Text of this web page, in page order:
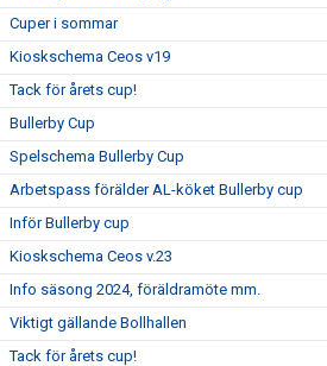
Cuper i sommar
Kioskschema Ceos v19
Tack för årets cup!
Bullerby Cup
Spelschema Bullerby Cup
Arbetspass förälder AL-köket Bullerby cup
Inför Bullerby cup
Kioskschema Ceos v.23
Info säsong 2024, föräldramöte mm.
Viktigt gällande Bollhallen
Tack för årets cup!